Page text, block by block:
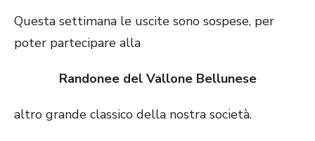
Questa settimana le uscite sono sospese, per
poter partecipare alla
Randonee del Vallone Bellunese
altro grande classico della nostra società.